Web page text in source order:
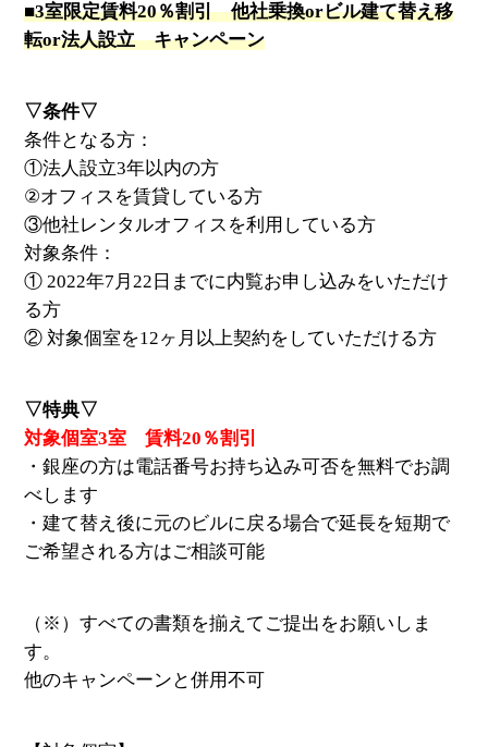
■3室限定賃料20％割引 他社乗換orビル建て替え移
転or法人設立 キャンペーン
▽条件▽
条件となる方：
①法人設立3年以内の方
②オフィスを賃貸している方
③他社レンタルオフィスを利用している方
対象条件：
① 2022年7月22日までに内覧お申し込みをいただけ
る方
② 対象個室を12ヶ月以上契約をしていただける方
▽特典▽
対象個室3室 賃料20％割引
・銀座の方は電話番号お持ち込み可否を無料でお調
べします
・建て替え後に元のビルに戻る場合で延長を短期で
ご希望される方はご相談可能
（※）すべての書類を揃えてご提出をお願いしま
す。
他のキャンペーンと併用不可